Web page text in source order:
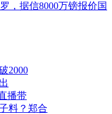
，据信8000万镑报价国
2000
播带
料？郑合